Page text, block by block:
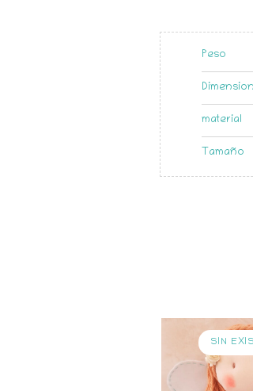
Peso
material
Tamaño
SIN